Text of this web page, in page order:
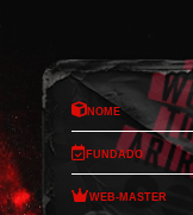
Nome
Fundado
Web-Master